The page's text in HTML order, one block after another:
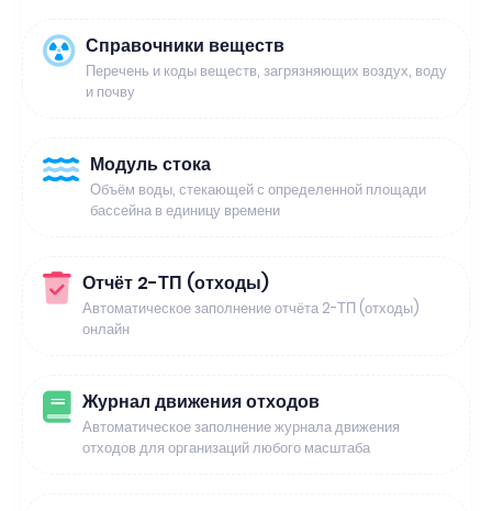
Справочники веществ
Перечень и коды веществ, загрязняющих воздух, воду
и почву
Модуль стока
Объём воды, стекающей с определенной площади
бассейна в единицу времени
Отчёт 2-ТП (отходы)
Автоматическое заполнение отчёта 2-ТП (отходы)
онлайн
Журнал движения отходов
Автоматическое заполнение журнала движения
отходов для организаций любого масштаба